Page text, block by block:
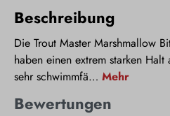
Beschreibung
Die Trout Master Marshmallow
haben einen extrem starken
sehr schwimmfä… Mehr
Bewertungen